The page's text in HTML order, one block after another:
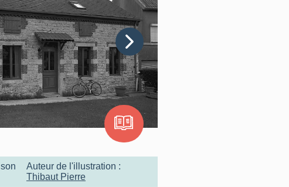
Auteur de l'illustration :
Thibaut Pierre